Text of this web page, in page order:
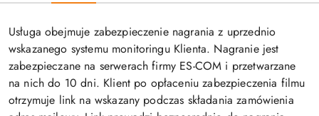
Usługa obejmuje zabezpieczenie nagrania z uprzednio
wskazanego systemu monitoringu Klienta. Nagranie jest
zabezpieczane na serwerach firmy ES-COM i przetwarzane
na nich do 10 dni. Klient po opłaceniu zabezpieczenia filmu
otrzymuje link na wskazany podczas składania zamówienia